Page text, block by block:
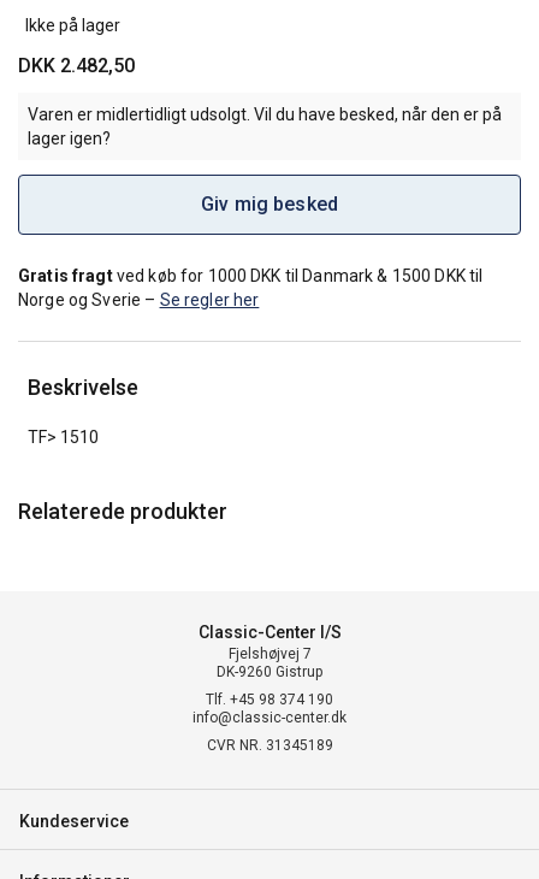
Ikke på lager
DKK 2.482,50
Varen er midlertidligt udsolgt. Vil du have besked, når den er på
lager igen?
Giv mig besked
Gratis fragtved køb for 1000 DKK til Danmark & 1500 DKK til
Norge og Sverie – Se regler her
Beskrivelse
TF> 1510
Relaterede produkter
Classic-Center I/S
Fjelshøjvej 7
DK-9260 Gistrup
Tlf. +45 98 374 190
info@classic-center.dk
CVR NR. 31345189
Kundeservice